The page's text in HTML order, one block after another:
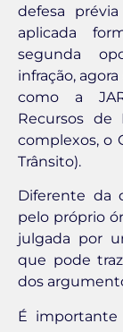
defesa
aplicada
segunda
infração,
como a
Recursos de
complexos, o
Trânsito).
Diferente da
pelo próprio
julgada por
que pode
dos
É